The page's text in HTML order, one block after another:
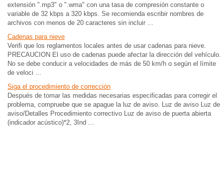
extensión ".mp3" o ".wma" con una tasa de compresión constante o
variable de 32 kbps a 320 kbps. Se recomienda escribir nombres de
archivos con menos de 20 caracteres sin incluir ...
Cadenas para nieve
Verifi que los reglamentos locales antes de usar cadenas para nieve.
PRECAUCION El uso de cadenas puede afectar la dirección del vehículo.
No se debe conducir a velocidades de más de 50 km/h o según el límite
de veloci ...
Siga el procedimiento de corrección
Después de tomar las medidas necesarias especificadas para corregir el
problema, compruebe que se apague la luz de aviso. Luz de aviso Luz de
aviso/Detalles Procedimiento correctivo Luz de aviso de puerta abierta
(indicador acústico)*2, 3Ind ...